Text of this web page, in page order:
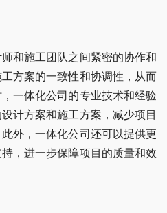
和施工团队之间紧密的协作和
方案的一致性和协调性，从而
一体化公司的专业技术和经验
计方案和施工方案，减少项目
外，一体化公司还可以提供更
，进一步保障项目的质量和效